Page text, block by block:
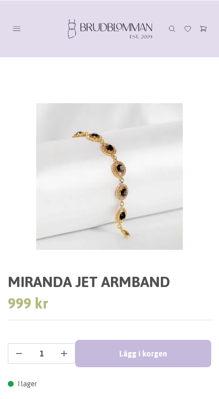
MIRANDA JET ARMBAND
999 kr
Lägg i korgen
I lager